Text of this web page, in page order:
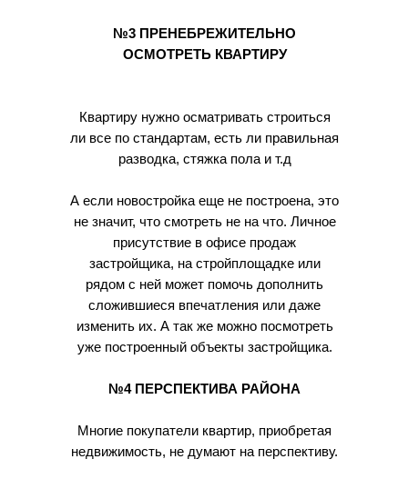
№3 ПРЕНЕБРЕЖИТЕЛЬНО
ОСМОТРЕТЬ КВАРТИРУ
Квартиру нужно осматривать строиться
ли все по стандартам, есть ли правильная
разводка, стяжка пола и т.д
А если новостройка еще не построена, это
не значит, что смотреть не на что. Личное
присутствие в офисе продаж
застройщика, на стройплощадке или
рядом с ней может помочь дополнить
сложившиеся впечатления или даже
изменить их. А так же можно посмотреть
уже построенный объекты застройщика.
№4 ПЕРСПЕКТИВА РАЙОНА
Многие покупатели квартир, приобретая
недвижимость, не думают на перспективу.